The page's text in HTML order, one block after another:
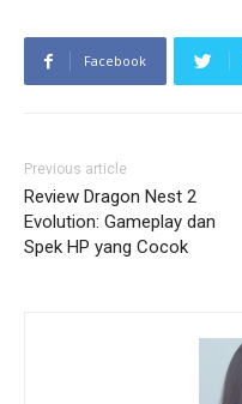
Facebook
Previous article
Review Dragon Nest 2
Evolution: Gameplay dan
Spek HP yang Cocok